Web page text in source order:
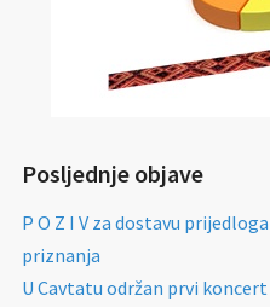
Posljednje objave
P O Z I V za dostavu
priznanja
U Cavtatu održan prvi